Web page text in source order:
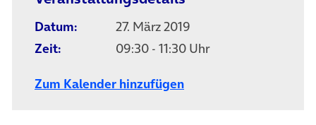
Datum:
27. März 2019
Zeit:
09:30 - 11:30 Uhr
Zum Kalender hinzufügen